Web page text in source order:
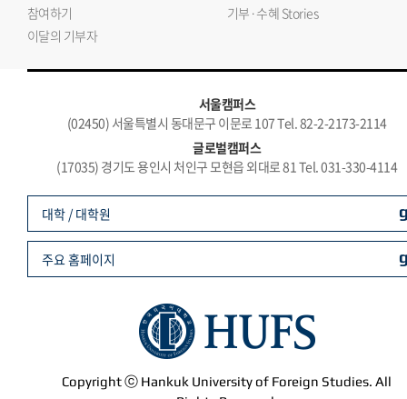
참여하기
기부·수혜 Stories
이달의 기부자
서울캠퍼스
(02450) 서울특별시 동대문구 이문로 107 Tel. 82-2-2173-2114
글로벌캠퍼스
(17035) 경기도 용인시 처인구 모현읍 외대로 81 Tel. 031-330-4114
Copyright ⓒ Hankuk University of Foreign Studies. All
대학 / 대학원
주요 홈페이지